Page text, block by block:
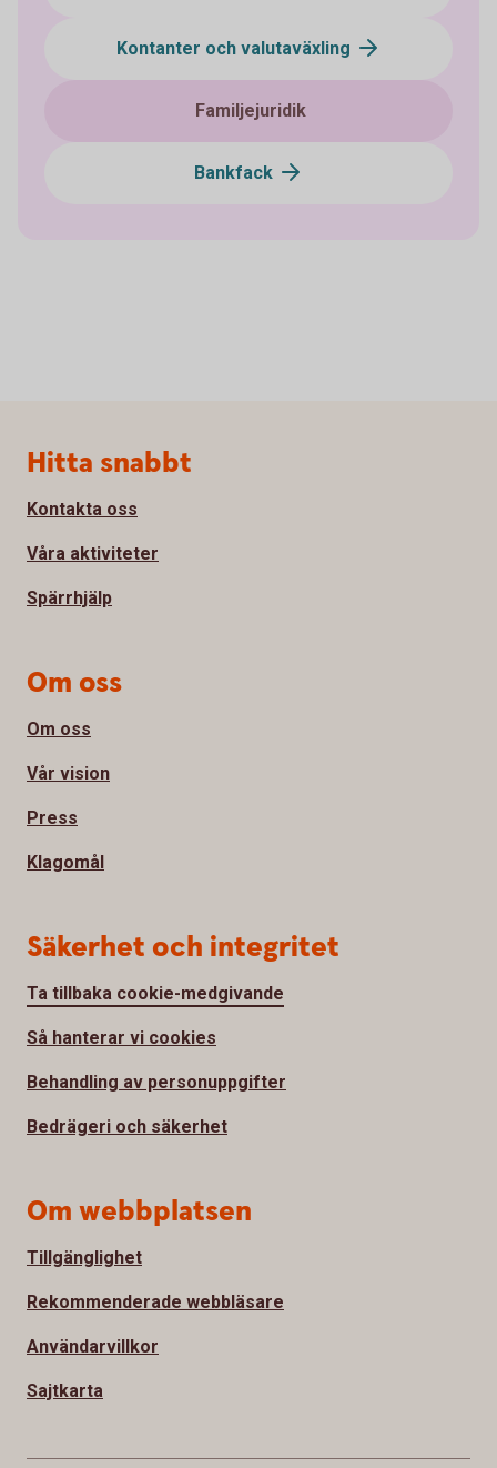
Kontanter och valutaväxling
Familjejuridik
Bankfack
Sidfot
Hitta snabbt
Kontakta oss
Våra aktiviteter
Spärrhjälp
Om oss
Om oss
Vår vision
Press
Klagomål
Säkerhet och integritet
Ta tillbaka cookie-medgivande
Så hanterar vi cookies
Behandling av personuppgifter
Bedrägeri och säkerhet
Om webbplatsen
Tillgänglighet
Rekommenderade webbläsare
Användarvillkor
Sajtkarta